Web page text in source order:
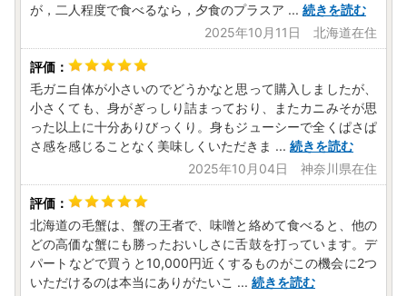
が，二人程度で食べるなら，夕食のプラスア ... 続きを読む
2025年10月11日 北海道在住
毛ガニ自体が小さいのでどうかなと思って購入しましたが、
小さくても、身がぎっしり詰まっており、またカニみそが思
った以上に十分ありびっくり。身もジューシーで全くぱさぱ
さ感を感じることなく美味しくいただきま ... 続きを読む
2025年10月04日 神奈川県在住
北海道の毛蟹は、蟹の王者で、味噌と絡めて食べると、他の
どの高価な蟹にも勝ったおいしさに舌鼓を打っています。デ
パートなどで買うと10,000円近くするものがこの機会に2つ
いただけるのは本当にありがたいこ ... 続きを読む